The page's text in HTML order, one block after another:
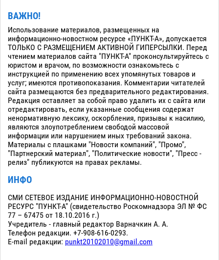
ВАЖНО!
Использование материалов, размещенных на
информационно-новостном ресурсе «ПУНКТ-А», допускается
ТОЛЬКО С РАЗМЕЩЕНИЕМ АКТИВНОЙ ГИПЕРСЫЛКИ. Перед
чтением материалов сайта "ПУНКТ-А" проконсультируйтесь с
юристом и врачом, по возможности ознакомьтесь с
инструкцией по применению всех упомянутых товаров и
услуг; имеются противопоказания. Комментарии читателей
сайта размещаются без предварительного редактирования.
Редакция оставляет за собой право удалить их с сайта или
отредактировать, если указанные сообщения содержат
ненормативную лексику, оскорбления, призывы к насилию,
являются злоупотреблением свободой массовой
информации или нарушением иных требований закона.
Материалы с плашками "Новости компаний", "Промо",
"Партнерский материал", "Политические новости", "Пресс -
релиз" публикуются на правах рекламы.
ИНФО
СМИ СЕТЕВОЕ ИЗДАНИЕ ИНФОРМАЦИОННО-НОВОСТНОЙ
РЕСУРС "ПУНКТ-А" (свидетельство Роскомнадзора ЭЛ № ФС
77 – 67475 от 18.10.2016 г.)
Учредитель - главный редактор Варначкин А. А.
Телефон редакции. +7-908-616-0293.
E-mail редакции: punkt20102010@gmail.com